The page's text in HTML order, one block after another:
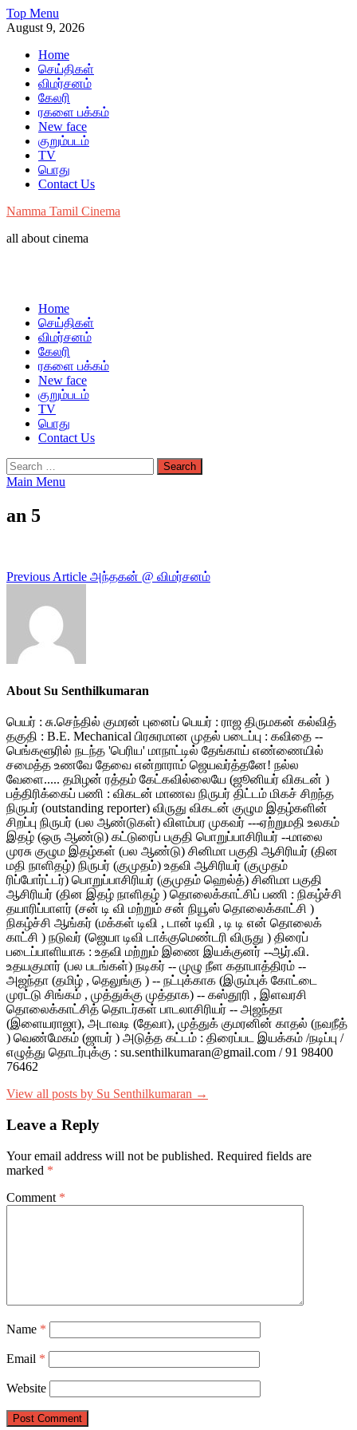
Skip
to
Top Menu
August 9, 2026
Home
செய்திகள்
விமர்சனம்
கேலரி
ரகளை பக்கம்
New face
குறும்படம்
TV
பொது
Contact Us
Namma Tamil Cinema
all about cinema
Home
செய்திகள்
விமர்சனம்
கேலரி
ரகளை பக்கம்
New face
குறும்படம்
TV
பொது
Contact Us
Search
for:
Main Menu
an 5
Post
navigation
Previous Article அந்தகன் @ விமர்சனம்
About Su Senthilkumaran
பெயர் : சு.செந்தில் குமரன் புனைப் பெயர் : ராஜ திருமகன் கல்வித்
தகுதி : B.E. Mechanical பிரசுரமான முதல் படைப்பு : கவிதை --
பெங்களூரில் நடந்த 'பெரிய' மாநாட்டில் தேங்காய் எண்ணையில்
சமைத்த உணவே தேவை என்றாராம் ஜெயவர்த்தனே! நல்ல
வேளை..... தமிழன் ரத்தம் கேட்கவில்லையே (ஜூனியர் விகடன் )
பத்திரிக்கைப் பணி : விகடன் மாணவ நிருபர் திட்டம் மிகச் சிறந்த
நிருபர் (outstanding reporter) விருது விகடன் குழும இதழ்களின்
சிறப்பு நிருபர் (பல ஆண்டுகள்) விளம்பர முகவர் ---ஏற்றுமதி உலகம்
இதழ் (ஒரு ஆண்டு) கட்டுரைப் பகுதி பொறுப்பாசிரியர் --மாலை
முரசு குழும இதழ்கள் (பல ஆண்டு) சினிமா பகுதி ஆசிரியர் (தின
மதி நாளிதழ்) நிருபர் (குமுதம்) உதவி ஆசிரியர் (குமுதம்
ரிப்போர்ட்டர்) பொறுப்பாசிரியர் (குமுதம் ஹெல்த்) சினிமா பகுதி
ஆசிரியர் (தின இதழ் நாளிதழ் ) தொலைக்காட்சிப் பணி : நிகழ்ச்சி
தயாரிப்பாளர் (சன் டி வி மற்றும் சன் நியூஸ் தொலைக்காட்சி )
நிகழ்ச்சி ஆங்கர் (மக்கள் டிவி , டான் டிவி , டி டி என் தொலைக்
காட்சி ) நடுவர் (ஜெயா டிவி டாக்குமெண்டரி விருது ) திரைப்
படைப்பாளியாக : உதவி மற்றும் இணை இயக்குனர் --ஆர்.வி.
உதயகுமார் (பல படங்கள்) நடிகர் -- முழு நீள கதாபாத்திரம் --
அஜந்தா (தமிழ் , தெலுங்கு ) -- நட்புக்காக (இரும்புக் கோட்டை
முரட்டு சிங்கம் , முத்துக்கு முத்தாக) -- கஸ்தூரி , இளவரசி
தொலைக்காட்சித் தொடர்கள் பாடலாசிரியர் -- அஜந்தா
(இளையராஜா), அடாவடி (தேவா), முத்துக் குமரனின் காதல் (நவநீத்
) வெண்மேகம் (ஜாபர் ) அடுத்த கட்டம் : திரைப்பட இயக்கம் /நடிப்பு /
எழுத்து தொடர்புக்கு : su.senthilkumaran@gmail.com / 91 98400
76462
View all posts by Su Senthilkumaran →
Leave a Reply
Your email address will not be published. Required fields are
marked *
Comment *
Name *
Email *
Website